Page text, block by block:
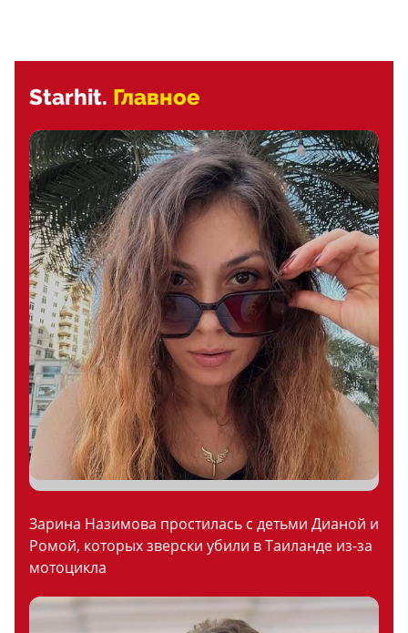
Starhit. Главное
Зарина Назимова простилась с детьми Дианой и
Ромой, которых зверски убили в Таиланде из-за
мотоцикла